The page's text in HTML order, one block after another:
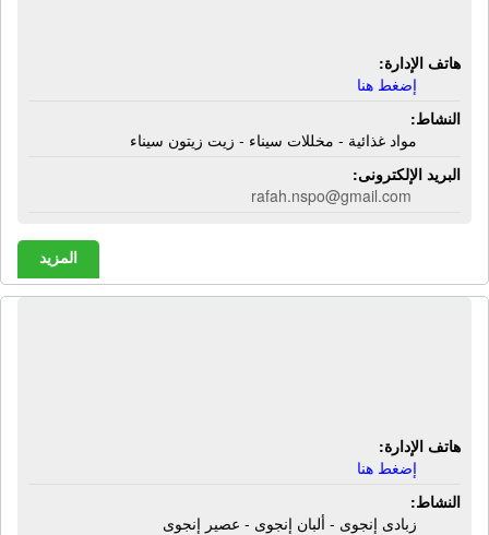
هاتف الإدارة:
إضغط هنا
النشاط:
مواد غذائية - مخللات سيناء - زيت زيتون سيناء
البريد الإلكترونى:
rafah.nspo@gmail.com
المزيد
هاتف الإدارة:
إضغط هنا
النشاط:
زبادى إنجوى - ألبان إنجوى - عصير إنجوى